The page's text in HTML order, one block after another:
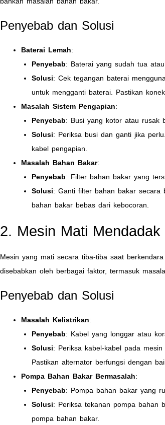
Penyebab dan Solusi
Baterai Lemah:
Penyebab: Baterai yang sudah tua
Solusi: Cek tegangan baterai
untuk mengganti baterai. Pastikan
Masalah Sistem Pengapian:
Penyebab: Busi yang kotor atau rusak
Solusi: Periksa busi dan ganti jika
kabel pengapian.
Masalah Bahan Bakar:
Penyebab: Filter bahan bakar yang
Solusi: Ganti filter bahan bakar secara
bahan bakar bebas dari kebocoran.
2. Mesin Mati
Mesin yang mati secara tiba-tiba saat
disebabkan oleh berbagai faktor, termasuk
Penyebab dan Solusi
Masalah Kelistrikan:
Penyebab: Kabel yang longgar atau
Solusi: Periksa kabel-kabel pada
Pastikan alternator berfungsi dengan
Pompa Bahan Bakar Bermasalah:
Penyebab: Pompa bahan bakar yang
Solusi: Periksa tekanan pompa bahan
pompa bahan bakar.